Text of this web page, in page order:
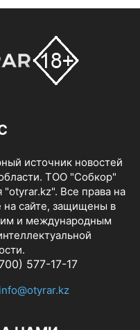
источник новостей
ТОО "Собкор"
"otyrar.kz". Все права на
на сайте, защищены в
и международным
577-17-17
info@otyrar.kz